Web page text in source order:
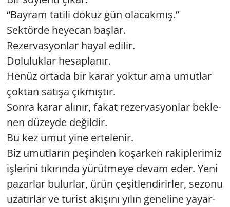
“Bay­ram ta­ti­li dokuz gün ola­cak­mış.”
Sek­tör­de he­ye­can baş­lar.
Re­zer­vas­yon­lar hayal edi­lir.
Do­lu­luk­lar he­sap­la­nır.
Henüz or­ta­da bir karar yok­tur ama umut­lar
çok­tan sa­tı­şa çık­mış­tır.
Sonra karar alı­nır, fakat re­zer­vas­yon­lar bek­le­
nen dü­zey­de de­ğil­dir.
Bu kez umut yine er­te­le­nir.
Biz umut­la­rın pe­şin­den ko­şar­ken ra­kip­le­ri­miz
iş­le­ri­ni tı­kı­rın­da yü­rüt­me­ye devam eder. Yeni
pa­zar­lar bu­lur­lar, ürün çe­şit­len­di­rir­ler, se­zo­nu
uza­tır­lar ve tu­rist akı­şı­nı yılın ge­ne­li­ne ya­yar­